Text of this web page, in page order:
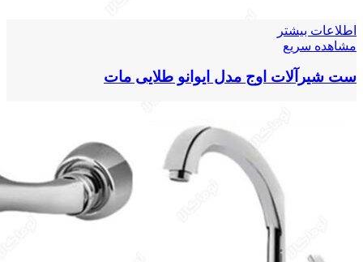
اطلاعات بیشتر
مشاهده سریع
ست شیرآلات اوج مدل ایوانو طلایی مات